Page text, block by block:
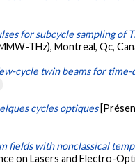
for subcycle sampling of
THz), Montreal, Qc,
cycle twin beams for time-
cycles optiques
fields with nonclassical
on Lasers and Electro-